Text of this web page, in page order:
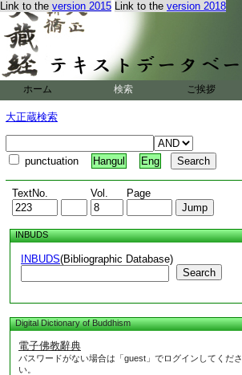
Link to the version 2015 Link to the version 2018
ホーム 検索 ご挨拶
大正蔵検索
punctuation Hangul Eng
TextNo. Vol. Page
INBUDS
INBUDS(Bibliographic Database)
Search
Digital Dictionary of Buddhism
電子佛教辭典
パスワードがない場合は「guest」でログインしてくださ
い。